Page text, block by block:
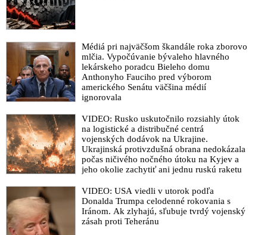
Médiá pri najväčšom škandále roka zborovo
mlčia. Vypočúvanie bývaleho hlavného
lekárskeho poradcu Bieleho domu
Anthonyho Fauciho pred výborom
amerického Senátu väčšina médií
ignorovala
VIDEO: Rusko uskutočnilo rozsiahly útok
na logistické a distribučné centrá
vojenských dodávok na Ukrajine.
Ukrajinská protivzdušná obrana nedokázala
počas ničivého nočného útoku na Kyjev a
jeho okolie zachytiť ani jednu ruskú raketu
VIDEO: USA viedli v utorok podľa
Donalda Trumpa celodenné rokovania s
Iránom. Ak zlyhajú, sľubuje tvrdý vojenský
zásah proti Teheránu